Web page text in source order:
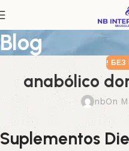
Blog
! БЕЗ
anabólico
nbOn
Suplementos